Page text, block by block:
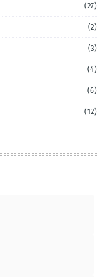
(27)
(2)
(3)
(4)
(6)
(12)